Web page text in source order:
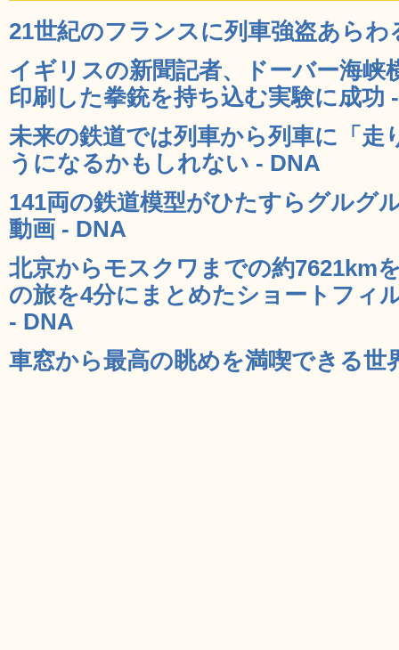
21世紀のフランスに列車強盗あらわ
イギリスの新聞記者、ドーバー海峡
印刷した拳銃を持ち込む実験に成功
未来の鉄道では列車から列車に「走
うになるかもしれない - DNA
141両の鉄道模型がひたすらグルグ
動画 - DNA
北京からモスクワまでの約7621km
の旅を4分にまとめたショートフィ
- DNA
車窓から最高の眺めを満喫できる世